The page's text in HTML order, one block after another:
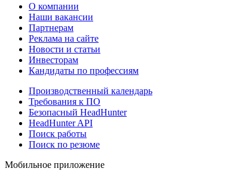
О компании
Наши вакансии
Партнерам
Реклама на сайте
Новости и статьи
Инвесторам
Кандидаты по профессиям
Производственный календарь
Требования к ПО
Безопасный HeadHunter
HeadHunter API
Поиск работы
Поиск по резюме
Мобильное приложение